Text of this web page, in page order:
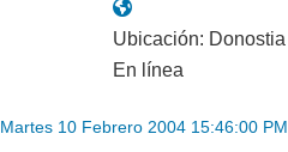
Ubicación: Donostia
En línea
Martes 10 Febrero 2004 15:46:00 PM